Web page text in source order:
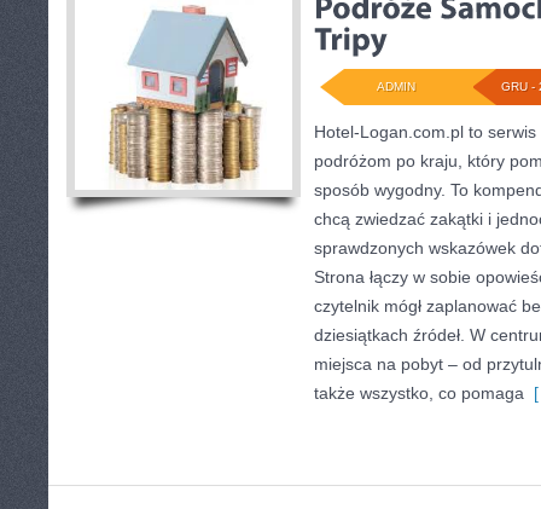
GRU -
ADMIN
Hotel-Logan.com.pl to
podróżom po kraju, który
sposób wygodny. To
chcą zwiedzać zakątki i
sprawdzonych wskazówek
Strona łączy w sobie
czytelnik mógł zaplanować
dziesiątkach źródeł. W
miejsca na pobyt – od
także wszystko, co pomaga